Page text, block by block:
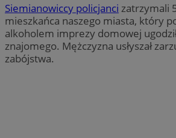
Siemianowiccy policjanci zatrzymali
mieszkańca naszego miasta, który
alkoholem imprezy domowej
znajomego. Mężczyzna usłyszał
zabójstwa.